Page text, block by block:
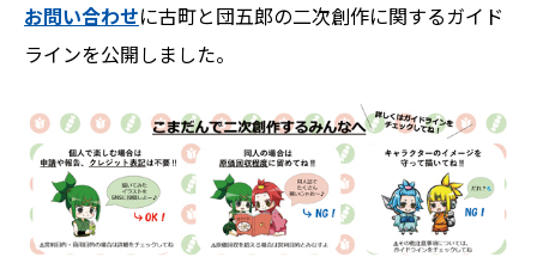
お問い合わせに古町と団五郎の二次創作に関するガイド
ラインを公開しました。